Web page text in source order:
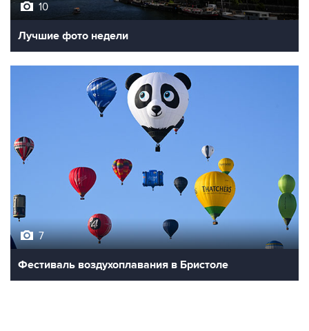
10
Лучшие фото недели
7
Фестиваль воздухоплавания в Бристоле